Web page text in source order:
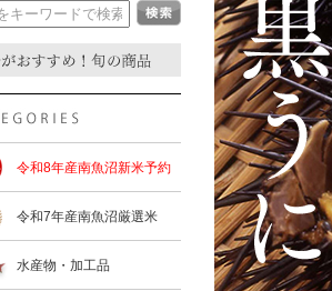
令和8年産南魚沼新米予約
令和7年産南魚沼厳選米
水産物・加工品